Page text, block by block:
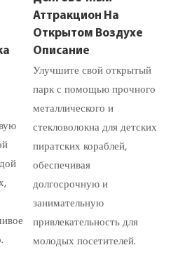
Аттракцион На
Открытом Воздухе
Описание
Улучшите свой открытый
парк с помощью прочного
металлического и
стекловолокна для детских
пиратских кораблей,
обеспечивая
долгосрочную и
занимательную
привлекательность для
молодых посетителей.